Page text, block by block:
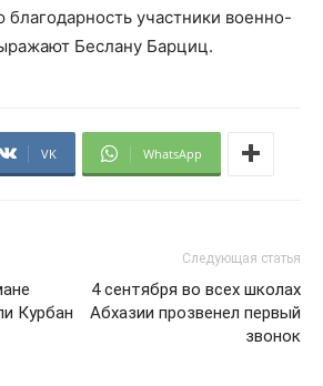
благодарность участники военно-
Беслану Барциц.
VK WhatsApp
Курбан
Следующая статья
4 сентября во всех школах
Абхазии прозвенел первый
звонок